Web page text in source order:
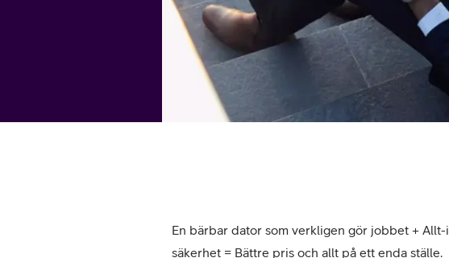
En bärbar dator som verkligen gör jobbet +
säkerhet = Bättre pris och allt på ett enda ställe.